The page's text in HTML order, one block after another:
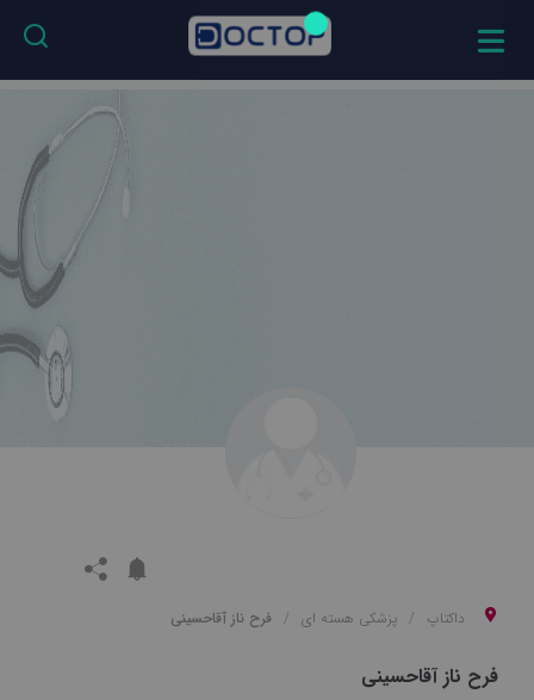
داکتاپ پزشکی هسته ای فرح ناز آقاحسینی
فرح ناز آقاحسینی